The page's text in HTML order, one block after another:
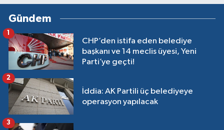
Gündem
CHP’den istifa eden belediye
başkanı ve 14 meclis üyesi, Yeni
Parti’ye geçti!
1
İddia: AK Partili üç belediyeye
operasyon yapılacak
2
3